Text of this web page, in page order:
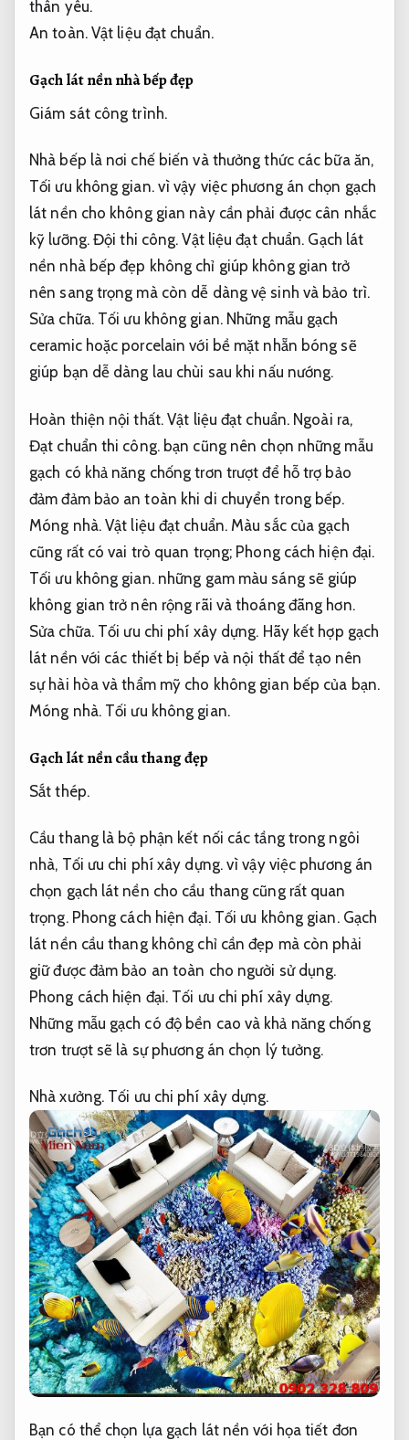
thân yêu.
An toàn. Vật liệu đạt chuẩn.
Gạch lát nền nhà bếp đẹp
Giám sát công trình.
Nhà bếp là nơi chế biến và thưởng thức các bữa ăn,
Tối ưu không gian.vì vậy việc phương án chọn gạch
lát nền cho không gian này cần phải được cân nhắc
kỹ lưỡng. Đội thi công. Vật liệu đạt chuẩn. Gạch lát
nền nhà bếp đẹp không chỉ giúp không gian trở
nên sang trọng mà còn dễ dàng vệ sinh và bảo trì.
Sửa chữa. Tối ưu không gian.Những mẫu gạch
ceramic hoặc porcelain với bề mặt nhẵn bóng sẽ
giúp bạn dễ dàng lau chùi sau khi nấu nướng.
Hoàn thiện nội thất. Vật liệu đạt chuẩn. Ngoài ra,
Đạt chuẩn thi công.bạn cũng nên chọn những mẫu
gạch có khả năng chống trơn trượt để hỗ trợ bảo
đảm đảm bảo an toàn khi di chuyển trong bếp.
Móng nhà. Vật liệu đạt chuẩn.Màu sắc của gạch
cũng rất có vai trò quan trọng; Phong cách hiện đại.
Tối ưu không gian.những gam màu sáng sẽ giúp
không gian trở nên rộng rãi và thoáng đãng hơn.
Sửa chữa. Tối ưu chi phí xây dựng. Hãy kết hợp gạch
lát nền với các thiết bị bếp và nội thất để tạo nên
sự hài hòa và thẩm mỹ cho không gian bếp của bạn.
Móng nhà. Tối ưu không gian.
Gạch lát nền cầu thang đẹp
Sắt thép.
Cầu thang là bộ phận kết nối các tầng trong ngôi
nhà, Tối ưu chi phí xây dựng.vì vậy việc phương án
chọn gạch lát nền cho cầu thang cũng rất quan
trọng. Phong cách hiện đại. Tối ưu không gian.Gạch
lát nền cầu thang không chỉ cần đẹp mà còn phải
giữ được đảm bảo an toàn cho người sử dụng.
Phong cách hiện đại. Tối ưu chi phí xây dựng.
Những mẫu gạch có độ bền cao và khả năng chống
trơn trượt sẽ là sự phương án chọn lý tưởng.
Nhà xưởng. Tối ưu chi phí xây dựng.
Bạn có thể chọn lựa gạch lát nền với họa tiết đơn